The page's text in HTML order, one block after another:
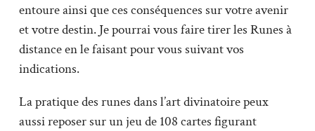
entoure ainsi que ces conséquences sur votre avenir
et votre destin. Je pourrai vous faire tirer les Runes à
distance en le faisant pour vous suivant vos
indications.
La pratique des runes dans l’art divinatoire peux
aussi reposer sur un jeu de 108 cartes figurant